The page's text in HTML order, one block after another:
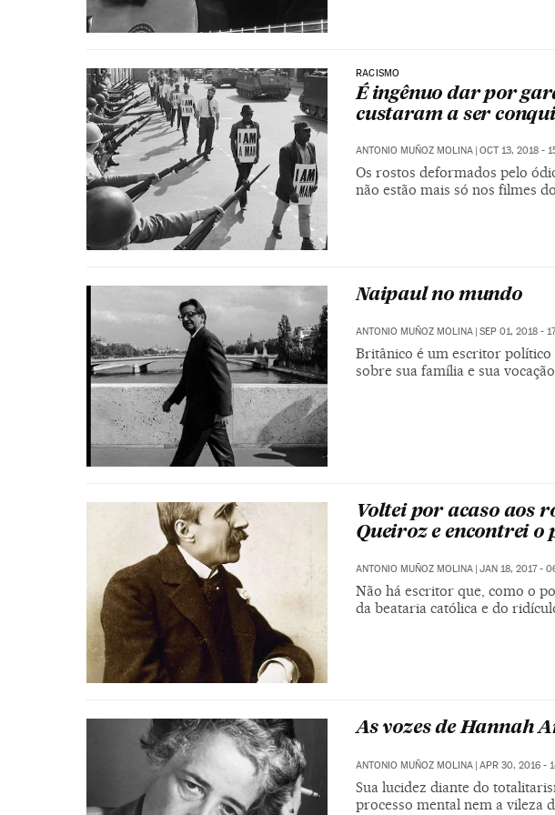
RACISMO
É ingênuo dar por
custaram a ser
ANTONIO MUÑOZ MOLINA | OCT 13, 2018 -
Os rostos deformados pelo
não estão mais só nos filmes
Naipaul no mundo
ANTONIO MUÑOZ MOLINA SEP 01, 2018 -
Britânico é um escritor
sobre sua família e sua vocação
Voltei por acaso aos
Queiroz e encontrei o
ANTONIO MUÑOZ MOLINA | JAN 18, 2017 -
Não há escritor que, como o
da beataria católica e do
As vozes de Hannah
ANTONIO MUÑOZ MOLINA APR 30, 2016 -
Sua lucidez diante do
processo mental nem a vileza